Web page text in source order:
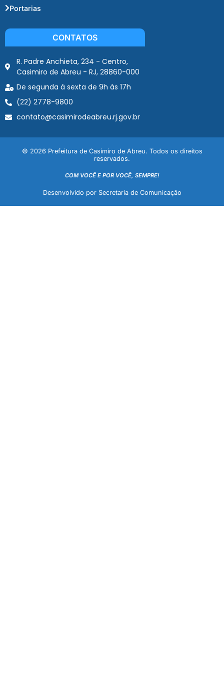
Portarias
CONTATOS
R. Padre Anchieta, 234 - Centro,
Casimiro de Abreu - RJ, 28860-000
De segunda à sexta de 9h às 17h
(22) 2778-9800
contato@casimirodeabreu.rj.gov.br
© 2026 Prefeitura de Casimiro de Abreu. Todos os direitos
reservados.
COM VOCÊ E POR VOCÊ, SEMPRE!
Desenvolvido por Secretaria de Comunicação